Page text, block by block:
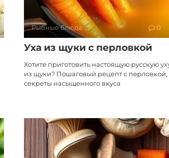
Рыбные блюда 0
Уха из щуки с перловкой
Хотите приготовить настоящую русскую
из щуки? Пошаговый рецепт с перловкой,
секреты насыщенного вкуса